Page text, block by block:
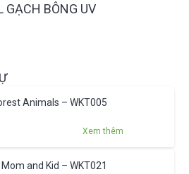
GẠCH BÔNG UV
Animals – WKT005
Xem thêm
and Kid – WKT021